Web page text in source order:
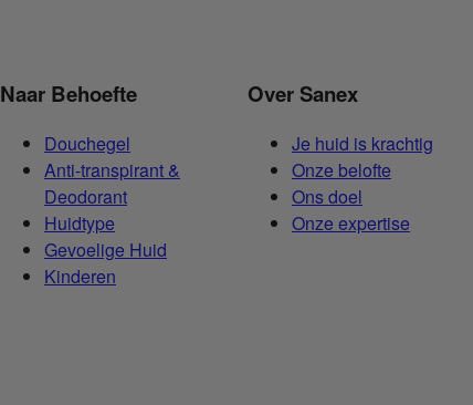
Naar Behoefte
Douchegel
Anti-transpirant &
Deodorant
Huidtype
Gevoelige Huid
Kinderen
Over Sanex
Je huid is krachtig
Onze belofte
Ons doel
Onze expertise